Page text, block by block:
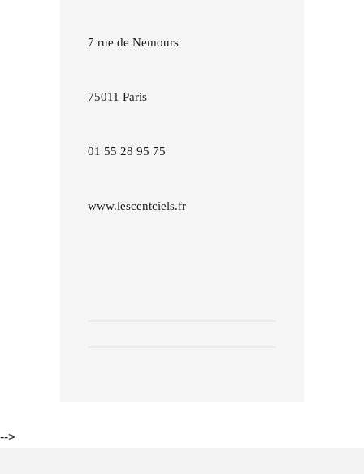
7 rue de Nemours
75011 Paris
01 55 28 95 75
www.lescentciels.fr
-->